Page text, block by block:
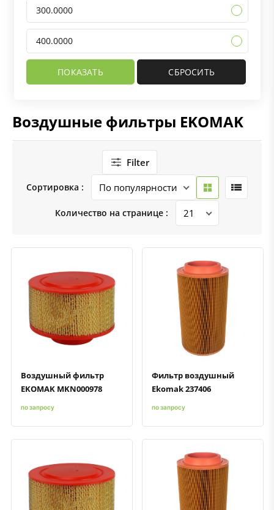
300.0000
400.0000
Воздушные фильтры EKOMAK
Filter
Сортировка :
Количество на странице :
Быстрый просмотрДобавить к сравнению
Добавить в избранное
Воздушный фильтр
EKOMAK MKN000978
по запросу
Быстрый просмотрДобавить к сравнению
Добавить в избранное
Фильтр воздушный
Ekomak 237406
по запросу